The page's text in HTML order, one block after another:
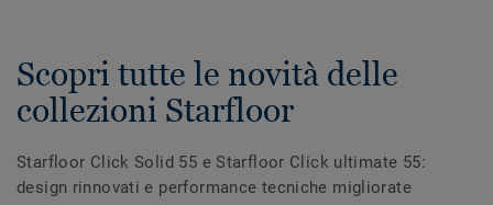
Scopri tutte le novità delle
collezioni Starfloor
Starfloor Click Solid 55 e Starfloor Click ultimate 55:
design rinnovati e performance tecniche migliorate